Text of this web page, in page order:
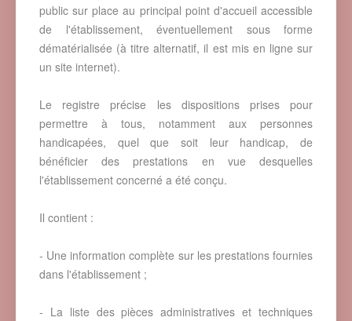
public sur place au principal point d'accueil accessible
de l'établissement, éventuellement sous forme
dématérialisée (à titre alternatif, il est mis en ligne sur
un site internet).
Le registre précise les dispositions prises pour
permettre à tous, notamment aux personnes
handicapées, quel que soit leur handicap, de
bénéficier des prestations en vue desquelles
l'établissement concerné a été conçu.
Il contient :
- Une information complète sur les prestations fournies
dans l'établissement ;
- La liste des pièces administratives et techniques